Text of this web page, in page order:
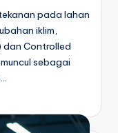
pada lahan
iklim,
dan Controlled
sebagai